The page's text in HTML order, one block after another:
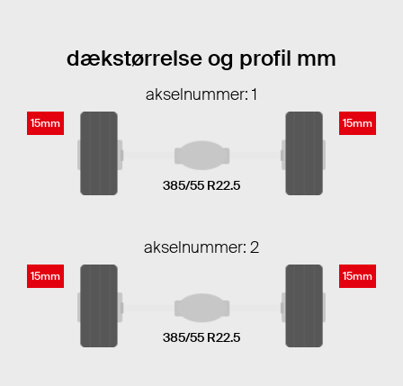
dækstørrelse og profil mm
akselnummer: 1
15mm
385/55 R22.5
15mm
akselnummer: 2
15mm
385/55 R22.5
15mm